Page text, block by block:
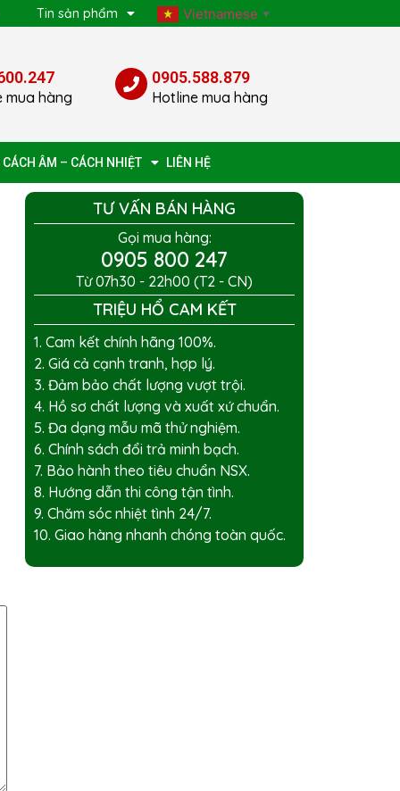
Tin sản phẩm Vietnamese ▼
mua hàng
0905.588.879
Hotline mua hàng
CÁCH ÂM – CÁCH NHIỆT LIÊN HỆ
TƯ VẤN BÁN HÀNG
Gọi mua hàng:
0905 800 247
Từ 07h30 - 22h00 (T2 - CN)
TRIỆU HỔ CAM KẾT
1. Cam kết chính hãng 100%.
2. Giá cả cạnh tranh, hợp lý.
3. Đảm bảo chất lượng vượt trội.
4. Hồ sơ chất lượng và xuất xứ chuẩn.
5. Đa dạng mẫu mã thử nghiệm.
6. Chính sách đổi trả minh bạch.
7. Bảo hành theo tiêu chuẩn NSX.
8. Hướng dẫn thi công tận tình.
9. Chăm sóc nhiệt tình 24/7.
10. Giao hàng nhanh chóng toàn quốc.